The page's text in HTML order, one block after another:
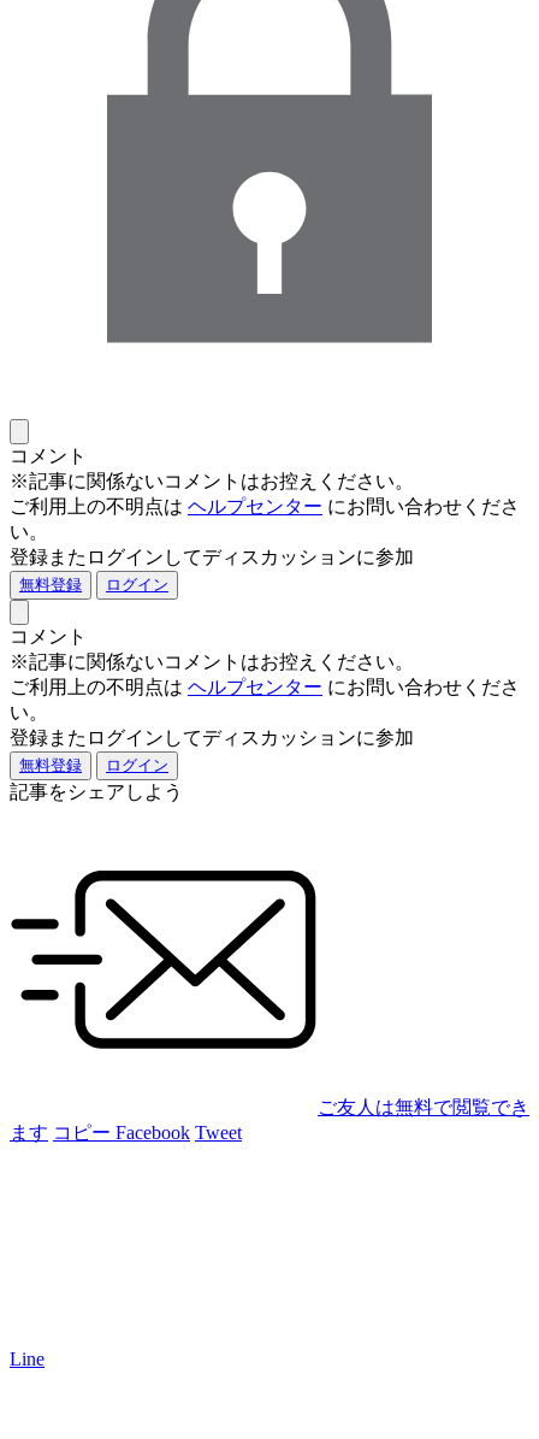
コメント
※記事に関係ないコメントはお控えください。
ご利用上の不明点は ヘルプセンター にお問い合わせくださ
い。
登録またログインしてディスカッションに参加
無料登録 ログイン
コメント
※記事に関係ないコメントはお控えください。
ご利用上の不明点は ヘルプセンター にお問い合わせくださ
い。
登録またログインしてディスカッションに参加
無料登録 ログイン
記事をシェアしよう
ご友人は無料で閲覧でき
ます コピー Facebook Tweet
Line